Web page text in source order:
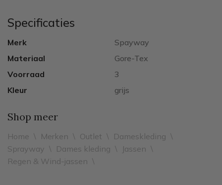
Specificaties
Merk
Spayway
Materiaal
Gore-Tex
Voorraad
3
Kleur
grijs
Shop meer
Home \ Merken \ Outlet \ Dameskleding \
Sprayway \ Dames kleding \ Jassen \
Regen & Wind-jassen \